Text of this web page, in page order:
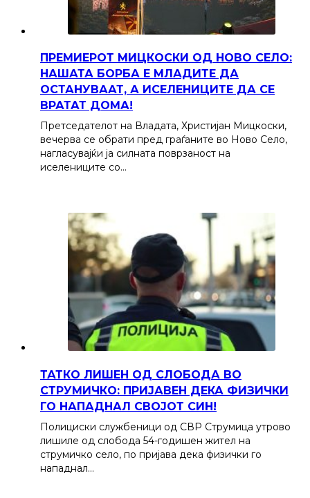
ПРЕМИЕРОТ МИЦКОСКИ ОД НОВО СЕЛО:
НАШАТА БОРБА Е МЛАДИТЕ ДА
ОСТАНУВААТ, А ИСЕЛЕНИЦИТЕ ДА СЕ
ВРАТАТ ДОМА!
Претседателот на Владата, Христијан Мицкоски,
вечерва се обрати пред граѓаните во Ново Село,
нагласувајќи ја силната поврзаност на
иселениците со…
ТАТКО ЛИШЕН ОД СЛОБОДА ВО
СТРУМИЧКО: ПРИЈАВЕН ДЕКА ФИЗИЧКИ
ГО НАПАДНАЛ СВОЈОТ СИН!
Полициски службеници од СВР Струмица утрово
лишиле од слобода 54-годишен жител на
струмичко село, по пријава дека физички го
нападнал…